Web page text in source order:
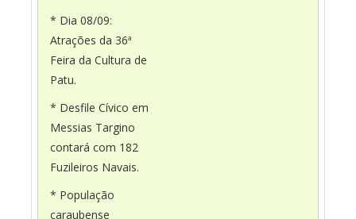
* Dia 08/09:
Atrações da 36ª
Feira da Cultura de
Patu.
* Desfile Cívico em
Messias Targino
contará com 182
Fuzileiros Navais.
* População
caraubense